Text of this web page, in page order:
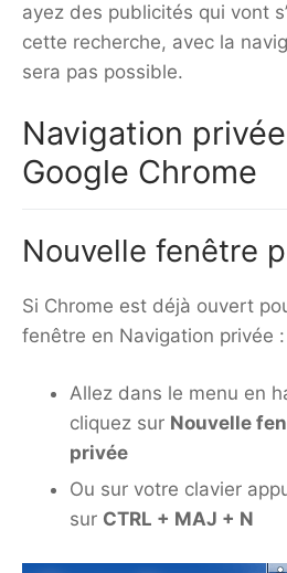
ayez des publicités qui vont
cette recherche, avec la
sera pas possible.
Navigation
Google Chrome
Nouvelle fenêtre
Si Chrome est déjà ouvert
fenêtre en Navigation privée :
Allez dans le menu en
cliquez sur Nouvelle
privée
Ou sur votre clavier
sur CTRL + MAJ + N